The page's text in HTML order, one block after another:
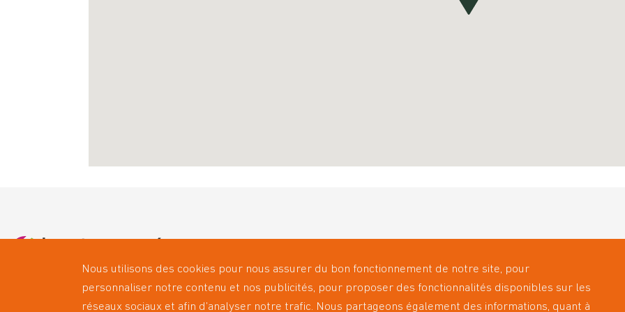
Les services Actualités
Nous utilisons des cookies pour nous assurer du bon fonctionnement de notre site, pour
personnaliser notre contenu et nos publicités, pour proposer des fonctionnalités disponibles sur les
réseaux sociaux et afin d’analyser notre trafic. Nous partageons également des informations, quant à